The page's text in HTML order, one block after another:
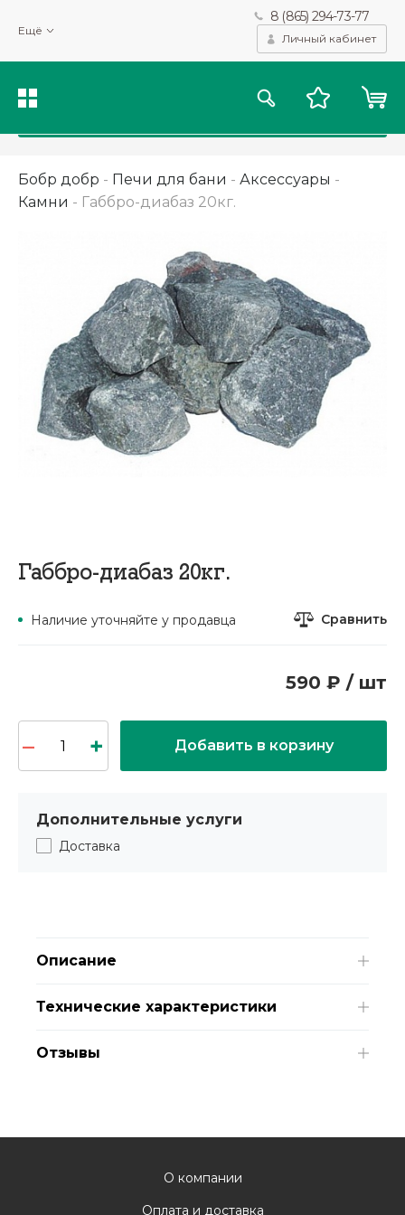
Ещё
8 (865) 294-73-77
Личный кабинет
Бобр добр - Печи для бани - Аксессуары -
Камни - Габбро-диабаз 20кг.
Габбро-диабаз 20кг.
Наличие уточняйте у продавца Сравнить
590 ₽ / шт
Добавить в корзину
Дополнительные услуги
Доставка
Описание
Технические характеристики
Отзывы
О компании
Оплата и доставка
Мы используем файлы cookie и другие подобные технологии
для получения данных с целью сбора статистики, повышения
качества рекомендаций и предоставления вам возможности
персонализированного просмотра.Подробнее